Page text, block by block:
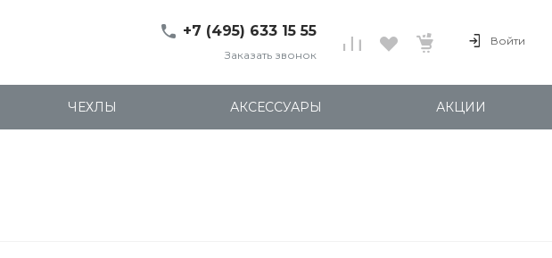
+7 (495) 633 15 55
Правды, д. 24с7
Пн-Пт: 11:00-20:00
Заказать звонок
Войти
ЧЕХЛЫ АКСЕССУАРЫ АКЦИИ